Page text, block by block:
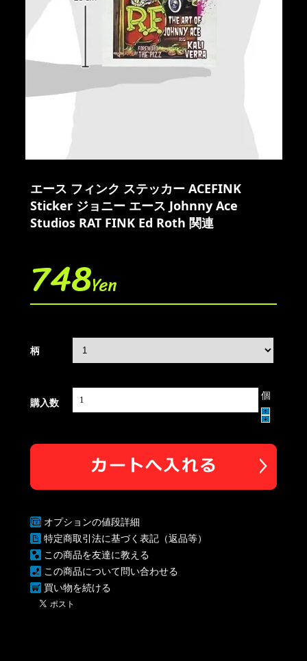
エース フィンク ステッカー ACEFINK
Sticker ジョニー エース Johnny Ace
Studios RAT FINK Ed Roth 関連
748Yen
柄
購入数
個
オプションの値段詳細
特定商取引法に基づく表記（返品等）
この商品を友達に教える
この商品について問い合わせる
買い物を続ける